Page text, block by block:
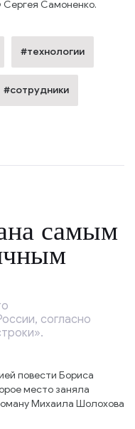
Самоненко.
#технологии
#сотрудники
самым
согласно
повести Бориса
место заняла
Михаила Шолохова